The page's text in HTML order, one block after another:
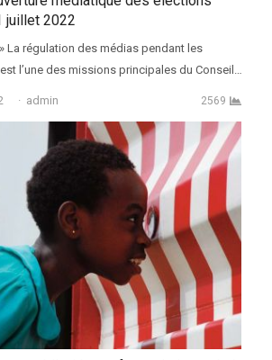
juillet 2022
La régulation des médias pendant les
l’une des missions principales du Conseil…
Auteur
admin 2569